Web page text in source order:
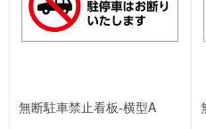
無断駐車禁止看板-横型A